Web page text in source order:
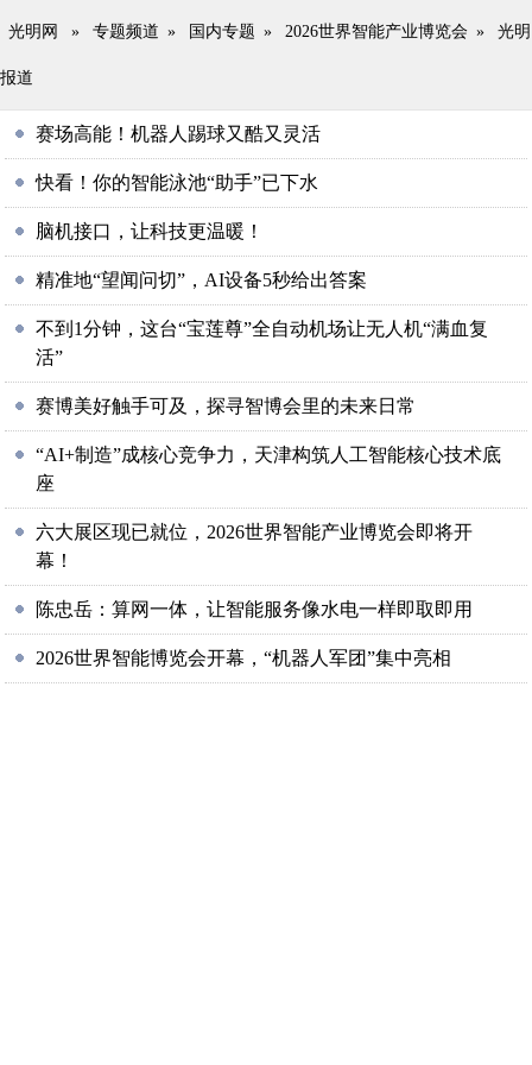
光明网 » 专题频道 » 国内专题 » 2026世界智能产业博览会 » 光明
报道
赛场高能！机器人踢球又酷又灵活
快看！你的智能泳池“助手”已下水
脑机接口，让科技更温暖！
精准地“望闻问切”，AI设备5秒给出答案
不到1分钟，这台“宝莲尊”全自动机场让无人机“满血复
活”
赛博美好触手可及，探寻智博会里的未来日常
“AI+制造”成核心竞争力，天津构筑人工智能核心技术底
座
六大展区现已就位，2026世界智能产业博览会即将开
幕！
陈忠岳：算网一体，让智能服务像水电一样即取即用
2026世界智能博览会开幕，“机器人军团”集中亮相